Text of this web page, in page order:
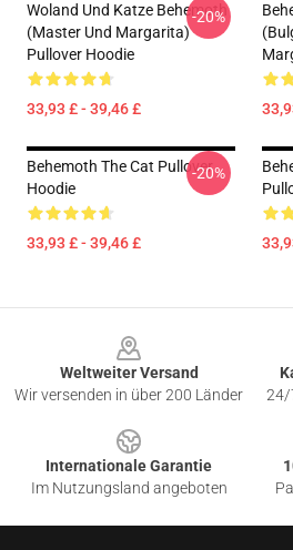
Woland Und Katze Behemoth
(Master Und Margarita)
Pullover Hoodie
33,93 £ - 39,46 £
-20%
Behemoth The Cat Pullover
Hoodie
33,93 £ - 39,46 £
-20%
Weltweiter Versand
Wir versenden in über 200 Länder
24/
Internationale Garantie
Im Nutzungsland angeboten